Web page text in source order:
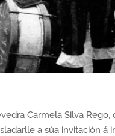
Carmela Silva
a súa invitación á